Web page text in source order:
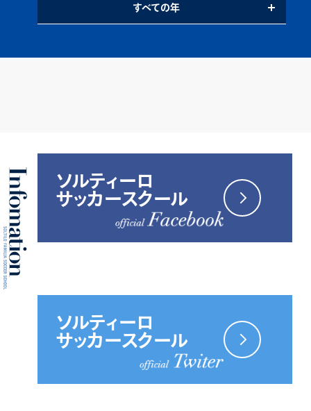
すべての年
ソルティーロ
サッカースクール
ソルティーロ
サッカースクール